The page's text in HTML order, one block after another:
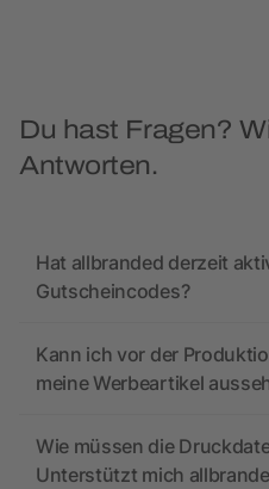
Du hast Fragen?
Antworten.
Hat allbranded derzeit
Gutscheincodes?
Kann ich vor der
meine Werbeartikel
Wie müssen die
Unterstützt mich